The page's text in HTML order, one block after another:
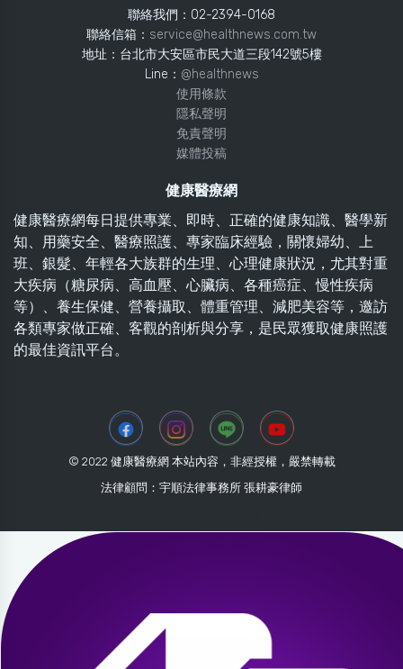
聯絡我們：02-2394-0168
聯絡信箱： service@healthnews.com.tw
地址：台北市大安區市民大道三段142號5樓
Line： @healthnews
使用條款
隱私聲明
免責聲明
媒體投稿
健康醫療網
健康醫療網每日提供專業、即時、正確的健康知識、醫學新
知、用藥安全、醫療照護、專家臨床經驗，關懷婦幼、上
班、銀髮、年輕各大族群的生理、心理健康狀況，尤其對重
大疾病（糖尿病、高血壓、心臟病、各種癌症、慢性疾病
等）、養生保健、營養攝取、體重管理、減肥美容等，邀訪
各類專家做正確、客觀的剖析與分享，是民眾獲取健康照護
的最佳資訊平台。
© 2022 健康醫療網 本站內容，非經授權，嚴禁轉載
法律顧問：宇順法律事務所 張耕豪律師